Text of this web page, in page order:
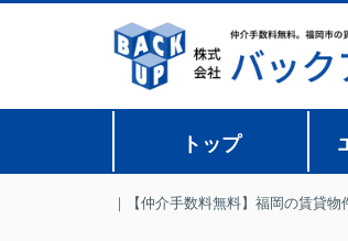
トップ
｜【仲介手数料無料】福岡の賃貸